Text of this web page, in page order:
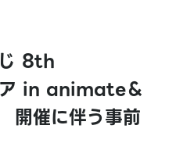
8th
in animate＆
催に伴う事前